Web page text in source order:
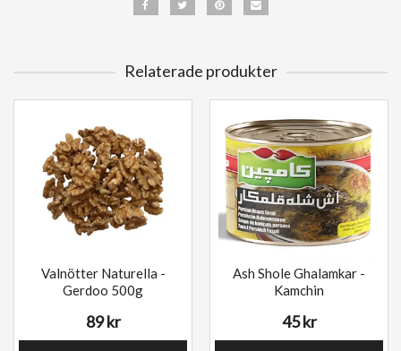
Relaterade produkter
Valnötter Naturella -
Gerdoo 500g
89 kr
Ash Shole Ghalamkar -
Kamchin
45 kr